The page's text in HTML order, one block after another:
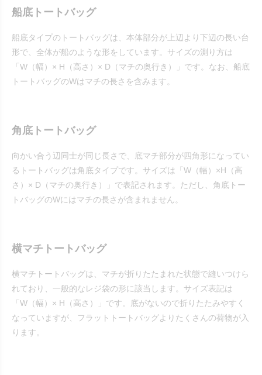
船底トートバッグ
船底タイプのトートバッグは、本体部分が上辺より下辺の長い台
形で、全体が船のような形をしています。サイズの測り方は
「W（幅）× H（高さ）× D（マチの奥行き）」です。なお、船底
トートバッグのWはマチの長さを含みます。
角底トートバッグ
向かい合う辺同士が同じ長さで、底マチ部分が四角形になってい
るトートバッグは角底タイプです。サイズは「W（幅）×H（高
さ）× D（マチの奥行き）」で表記されます。ただし、角底トー
トバッグのWにはマチの長さが含まれません。
横マチトートバッグ
横マチトートバッグは、マチが折りたたまれた状態で縫いつけら
れており、一般的なレジ袋の形に該当します。サイズ表記は
「W（幅）× H（高さ）」です。底がないので折りたたみやすく
なっていますが、フラットトートバッグよりたくさんの荷物が入
ります。